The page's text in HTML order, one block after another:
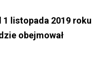
listopada 2019 roku
obejmował